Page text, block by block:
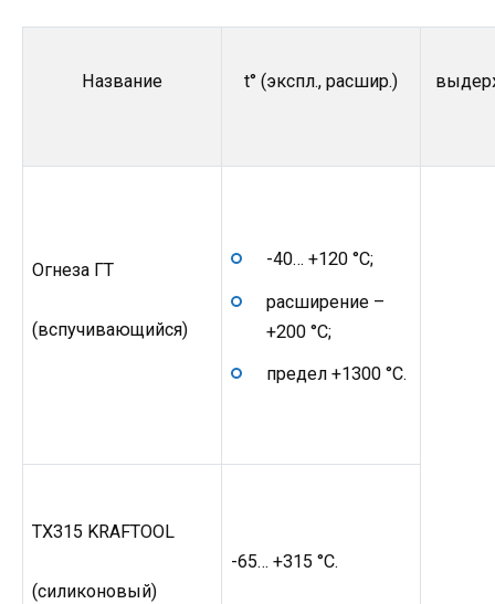
Название t° (экспл., расшир.)
Огнеза ГТ
(вспучивающийся)
-40… +120 °C;
расширение –
+200 °C;
предел +1300 °C.
TX315 KRAFTOOL
(силиконовый)
-65… +315 °C.